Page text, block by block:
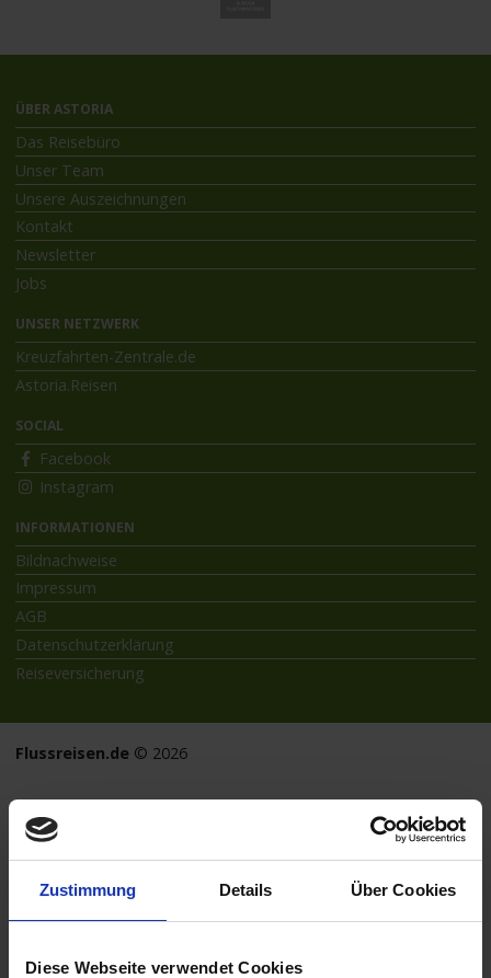
Zustimmung Details Über Cookies
Diese Webseite verwendet Cookies
ÜBER ASTORIA
Das Reisebüro
Unser Team
Unsere Auszeichnungen
Kontakt
Newsletter
Jobs
UNSER NETZWERK
Kreuzfahrten-Zentrale.de
Astoria.Reisen
SOCIAL
Facebook
Instagram
INFORMATIONEN
Bildnachweise
Impressum
AGB
Datenschutzerklärung
Reiseversicherung
Flussreisen.de © 2026